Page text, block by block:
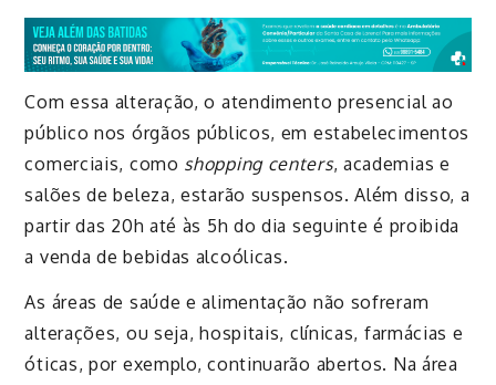
Com essa alteração, o atendimento presencial ao
público nos órgãos públicos, em estabelecimentos
comerciais, como shopping centers, academias e
salões de beleza, estarão suspensos. Além disso, a
partir das 20h até às 5h do dia seguinte é proibida
a venda de bebidas alcoólicas.
As áreas de saúde e alimentação não sofreram
alterações, ou seja, hospitais, clínicas, farmácias e
óticas, por exemplo, continuarão abertos. Na área